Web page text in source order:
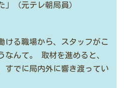
」（元テレ朝局員）
ける職場から、スタッフがこ
なんて。
取材を進めると、
すでに局内外に響き渡ってい